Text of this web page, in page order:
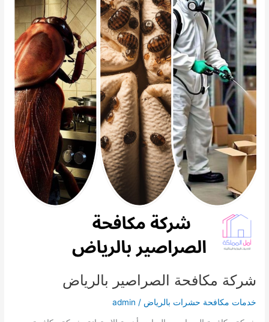
شركة مكافحة الصراصير بالرياض
خدمات مكافحة حشرات بالرياض /
admin